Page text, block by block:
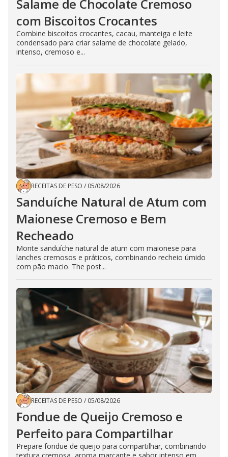
Salame de Chocolate Cremoso
com Biscoitos Crocantes
Combine biscoitos crocantes, cacau, manteiga e leite
condensado para criar salame de chocolate gelado,
intenso, cremoso e...
RECEITAS DE PESO / 05/08/2026
Sanduíche Natural de Atum com
Maionese Cremoso e Bem
Recheado
Monte sanduíche natural de atum com maionese para
lanches cremosos e práticos, combinando recheio úmido
com pão macio. The post...
RECEITAS DE PESO / 05/08/2026
Fondue de Queijo Cremoso e
Perfeito para Compartilhar
Prepare fondue de queijo para compartilhar, combinando